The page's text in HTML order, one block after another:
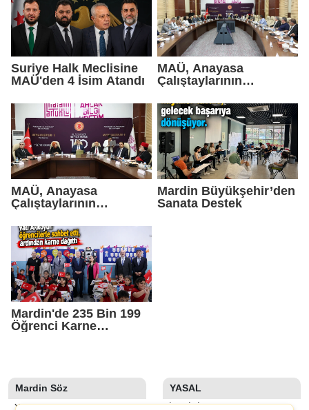
Suriye Halk Meclisine
MAÜ'den 4 İsim Atandı
MAÜ, Anayasa
Çalıştaylarının
Yaptı
MAÜ, Anayasa
Çalıştaylarının
Yaptı
Mardin Büyükşehir’den
Sanata Destek
Mardin'de 235 Bin 199
Öğrenci Karne
Mardin Söz
YAZARLAR
YASAL
İLETIŞIM